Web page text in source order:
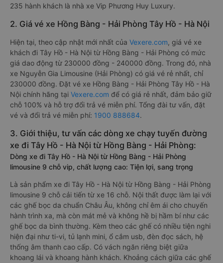
235 hành khách là nhà xe Vip Phương Huy Luxury.
2. Giá vé xe Hồng Bàng - Hải Phòng Tây Hồ - Hà Nội
Hiện tại, theo cập nhật mới nhất của Vexere.com, giá vé xe
khách đi Tây Hồ - Hà Nội từ Hồng Bàng - Hải Phòng có mức
giá dao động từ 230000 đồng - 240000 đồng. Trong đó, nhà
xe Nguyễn Gia Limousine (Hải Phòng) có giá vé rẻ nhất, chỉ
230000 đồng. Đặt vé xe Hồng Bàng - Hải Phòng Tây Hồ - Hà
Nội chính hãng tại Vexere.com để có giá rẻ nhất, đảm bảo giữ
chỗ 100% và hỗ trợ đổi trả vé miễn phí. Tổng đài tư vấn, đặt
vé và đổi trả vé miễn phí: 1900 888684.
3. Giới thiệu, tư vấn các dòng xe chạy tuyến đường
xe đi Tây Hồ - Hà Nội từ Hồng Bàng - Hải Phòng:
Dòng xe đi Tây Hồ - Hà Nội từ Hồng Bàng - Hải Phòng
limousine 9 chỗ vip, chất lượng cao: Tiện lợi, sang trọng
Là sản phẩm xe đi Tây Hồ - Hà Nội từ Hồng Bàng - Hải Phòng
limousine 9 chỗ cải tiến từ xe 16 chỗ. Nội thất được làm lại với
các ghế bọc da chuẩn Châu Âu, không chỉ êm ái cho chuyến
hành trình xa, mà còn mát mẻ và không hề bị hầm bí như các
ghế bọc da bình thường. Kèm theo các ghế có nhiều tiện nghi
hiện đại như ti-vi, tủ lạnh mini, ổ cắm usb, đèn đọc sách, hệ
thống âm thanh cao cấp. Có vách ngăn riêng biệt giữa
khoang lái và khoang hành khách. Khoảng cách giữa các ghế